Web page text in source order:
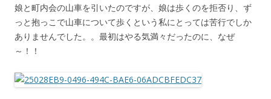
娘と町内会の山車を引いたのですが、娘は歩くのを拒否り、ず
っと抱っこで山車について歩くという私にとっては苦行でしか
ありませんでした。。最初はやる気満々だったのに、なぜ
～！！